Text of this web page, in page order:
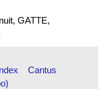
GATTE,
Cantus